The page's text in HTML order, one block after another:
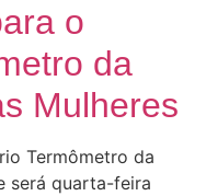
o
da
Mulheres
Termômetro da
será quarta-feira